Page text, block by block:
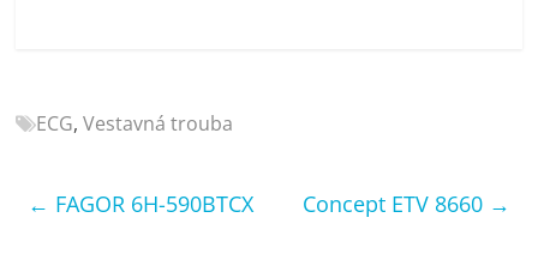
OK,
televize,
ECG,Vestavná trouba
← FAGOR 6H-590BTCX Concept ETV 8660 →